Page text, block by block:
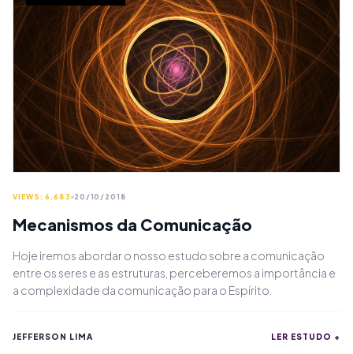
VIEWS: 6.683 20/10/2018
Mecanismos da Comunicação
Hoje iremos abordar o nosso estudo sobre a comunicação
entre os seres e as estruturas, perceberemos a importância e
a complexidade da comunicação para o Espírito.
JEFFERSON LIMA LER ESTUDO +